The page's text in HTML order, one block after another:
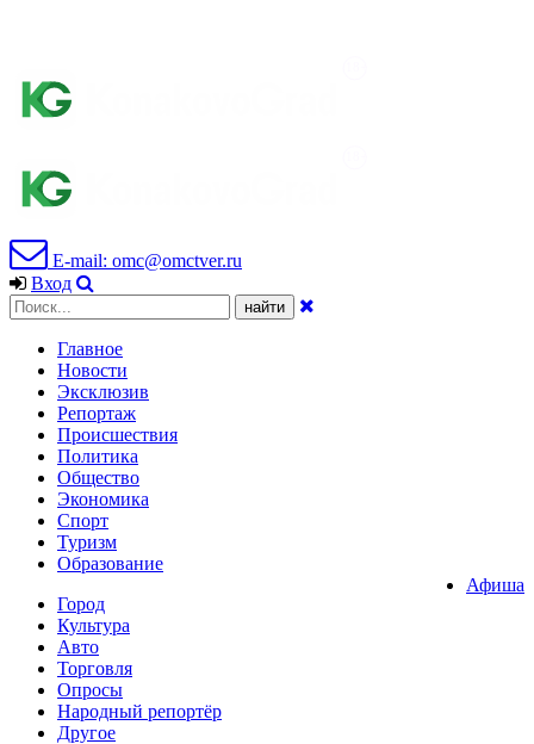
E-mail: omc@omctver.ru
Вход
Главное
Новости
Эксклюзив
Репортаж
Происшествия
Политика
Общество
Экономика
Спорт
Туризм
Образование
Афиша
Город
Культура
Авто
Торговля
Опросы
Народный репортёр
Другое